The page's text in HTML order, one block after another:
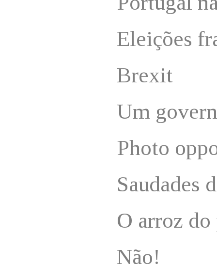
Eleições
Brexit
Um
Photo
Saudades
O arroz do
Não!